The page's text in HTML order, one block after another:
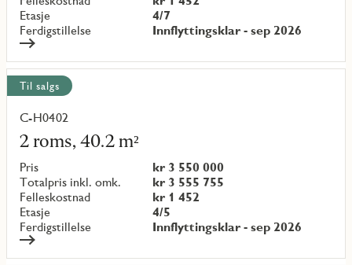
Etasje
4/7
Ferdigstillelse
Innflyttingsklar - sep 2026
Til salgs
C-H0402
2 roms, 40.2 m²
Pris
kr 3 550 000
Totalpris inkl. omk.
kr 3 555 755
Felleskostnad
kr 1 452
Etasje
4/5
Ferdigstillelse
Innflyttingsklar - sep 2026
Les
mer
om
objekt
{objectNumber}